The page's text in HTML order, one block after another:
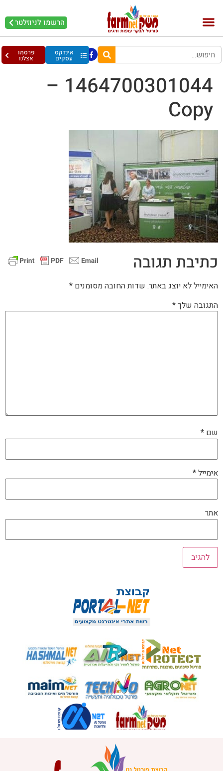
הרשמו לניוזלטר
אינדקס
עסקים
פרסמו
אצלנו
1464700301044 –
Copy
כתיבת תגובה
האימייל לא יוצג באתר. שדות החובה מסומנים *
התגובה שלך*
שם *
אימייל*
אתר